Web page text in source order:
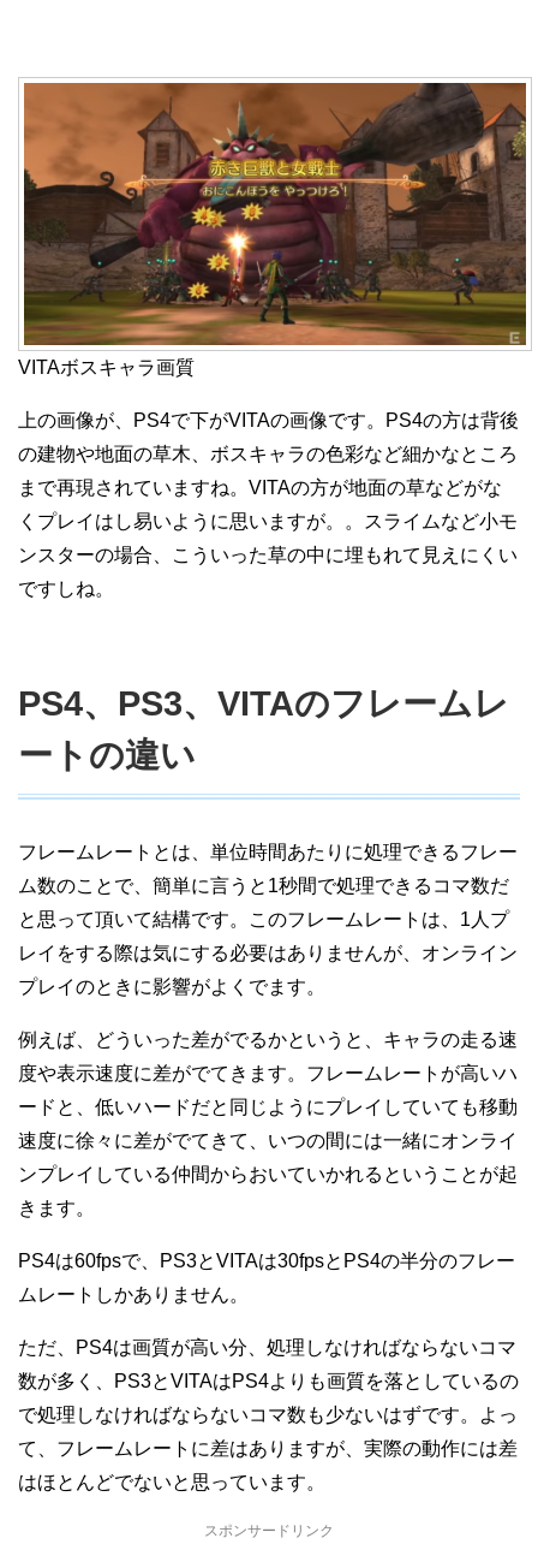
VITAボスキャラ画質
上の画像が、PS4で下がVITAの画像です。PS4の方は背後
の建物や地面の草木、ボスキャラの色彩など細かなところ
まで再現されていますね。VITAの方が地面の草などがな
くプレイはし易いように思いますが。。スライムなど小モ
ンスターの場合、こういった草の中に埋もれて見えにくい
ですしね。
PS4、PS3、VITAのフレームレ
ートの違い
フレームレートとは、単位時間あたりに処理できるフレー
ム数のことで、簡単に言うと1秒間で処理できるコマ数だ
と思って頂いて結構です。このフレームレートは、1人プ
レイをする際は気にする必要はありませんが、オンライン
プレイのときに影響がよくでます。
例えば、どういった差がでるかというと、キャラの走る速
度や表示速度に差がでてきます。フレームレートが高いハ
ードと、低いハードだと同じようにプレイしていても移動
速度に徐々に差がでてきて、いつの間には一緒にオンライ
ンプレイしている仲間からおいていかれるということが起
きます。
PS4は60fpsで、PS3とVITAは30fpsとPS4の半分のフレー
ムレートしかありません。
ただ、PS4は画質が高い分、処理しなければならないコマ
数が多く、PS3とVITAはPS4よりも画質を落としているの
で処理しなければならないコマ数も少ないはずです。よっ
て、フレームレートに差はありますが、実際の動作には差
はほとんどでないと思っています。
スポンサードリンク